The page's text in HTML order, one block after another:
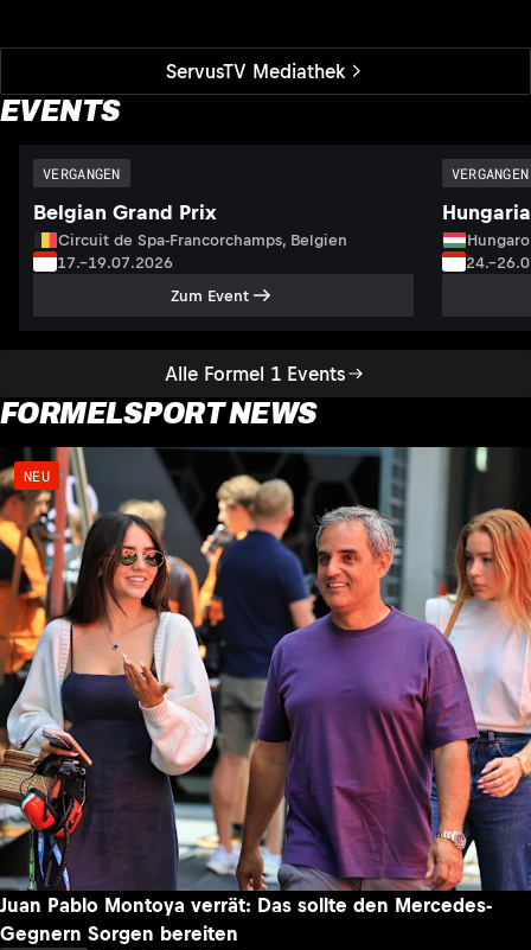
ServusTV Mediathek
EVENTS
Alle Formel 1 Events
VERGANGEN
Belgian Grand Prix
Circuit de Spa-Francorchamps, Belgien
17.–19.07.2026
Zum Event
VERGANGEN
FORMELSPORT NEWS
NEU
Juan Pablo Montoya verrät: Das sollte den Mercedes-
Gegnern Sorgen bereiten